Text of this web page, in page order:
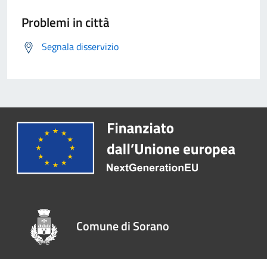
Problemi in città
Segnala disservizio
Comune di Sorano